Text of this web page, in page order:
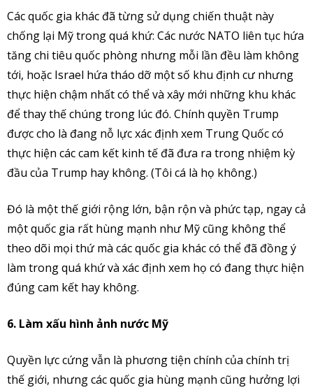
Các quốc gia khác đã từng sử dụng chiến thuật này
chống lại Mỹ trong quá khứ: Các nước NATO liên tục hứa
tăng chi tiêu quốc phòng nhưng mỗi lần đều làm không
tới, hoặc Israel hứa tháo dỡ một số khu định cư nhưng
thực hiện chậm nhất có thể và xây mới những khu khác
để thay thế chúng trong lúc đó. Chính quyền Trump
được cho là đang nỗ lực xác định xem Trung Quốc có
thực hiện các cam kết kinh tế đã đưa ra trong nhiệm kỳ
đầu của Trump hay không. (Tôi cá là họ không.)
Đó là một thế giới rộng lớn, bận rộn và phức tạp, ngay cả
một quốc gia rất hùng mạnh như Mỹ cũng không thể
theo dõi mọi thứ mà các quốc gia khác có thể đã đồng ý
làm trong quá khứ và xác định xem họ có đang thực hiện
đúng cam kết hay không.
6. Làm xấu hình ảnh nước Mỹ
Quyền lực cứng vẫn là phương tiện chính của chính trị
thế giới, nhưng các quốc gia hùng mạnh cũng hưởng lợi